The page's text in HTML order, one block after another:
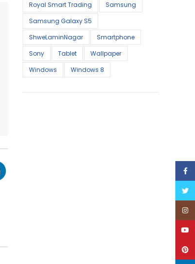
Royal Smart Trading
Samsung
Samsung Galaxy S5
ShweLaminNagar
Smartphone
Sony
Tablet
Wallpaper
Windows
Windows 8